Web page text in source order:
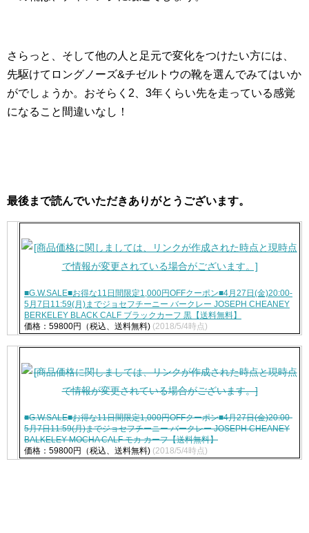
さらっと、そして他の人と足元で変化をつけたい方には、
先駆けてロングノーズ&チゼルトウの靴を選んでみてはいか
がでしょうか。おそらく2、3年くらい先を走っている感覚
になること間違いなし！
最後まで読んでいただきありがとうございます。
■G.W.SALE■お得な11日間限定1,000円OFFクーポン■4月27日(金)20:00-
5月7日11:59(月)までジョセフチーニー バークレー JOSEPH CHEANEY
BERKELEY BLACK CALF ブラックカーフ 黒【送料無料】
価格：59800円（税込、送料無料) (2018/5/4時点)
■G.W.SALE■お得な11日間限定1,000円OFFクーポン■4月27日(金)20:00-
5月7日11:59(月)までジョセフチーニー バークレー JOSEPH CHEANEY
BALKELEY MOCHA CALF モカ カーフ【送料無料】
価格：59800円（税込、送料無料) (2018/5/4時点)